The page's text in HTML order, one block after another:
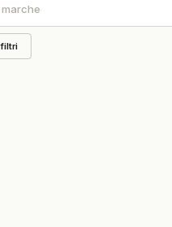
marche